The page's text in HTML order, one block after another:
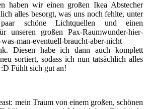
haben wir einen großen Ikea Abstecher
alles besorgt, was uns noch fehlte, unter
schöne Lichtquellen und einen
unseren großen Pax-Raumwunder-hier-
man-eventuell-braucht-aber-nicht
Diesen habe ich dann auch komplett
sortiert, sodass ich nun tatsächlich alles
Fühlt sich gut an!
mein Traum von einem großen, schönen